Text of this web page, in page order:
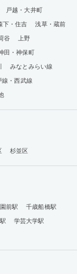
戸越・大井町
下・住吉
浅草・蔵前
谷
上野
田・神保町
みなとみらい線
線・西武線
杉並区
前駅
千歳船橋駅
学芸大学駅